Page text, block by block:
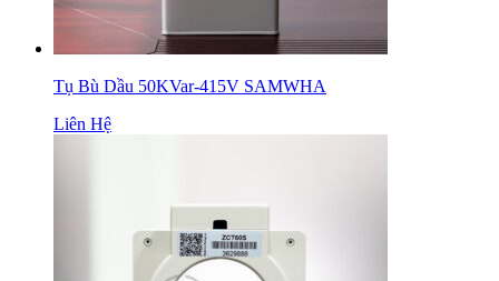
Tụ Bù Dầu 50KVar-415V SAMWHA
Liên Hệ